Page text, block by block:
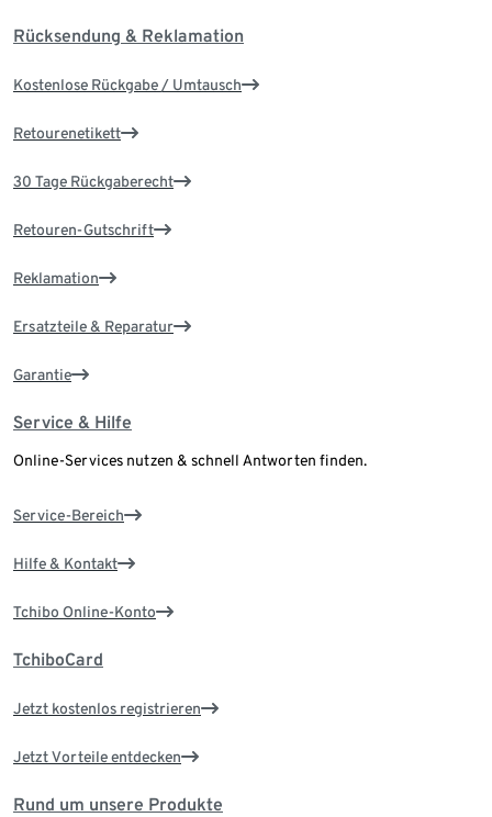
Rücksendung & Reklamation
Kostenlose Rückgabe / Umtausch
Retourenetikett
30 Tage Rückgaberecht
Retouren-Gutschrift
Reklamation
Ersatzteile & Reparatur
Garantie
Service & Hilfe
Online-Services nutzen & schnell Antworten finden.
Service-Bereich
Hilfe & Kontakt
Tchibo Online-Konto
TchiboCard
Jetzt kostenlos registrieren
Jetzt Vorteile entdecken
Rund um unsere Produkte